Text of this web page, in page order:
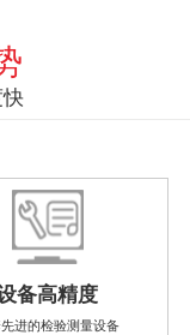
备高精度
进的检验测量设备